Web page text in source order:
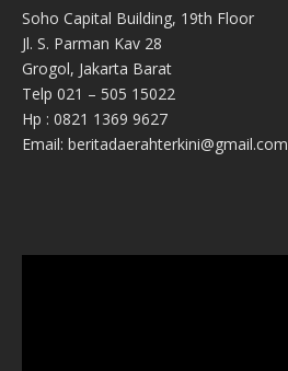
Soho Capital Building, 19th Floor
Jl. S. Parman Kav 28
Grogol, Jakarta Barat
Telp 021 – 505 15022
Hp : 0821 1369 9627
Email: beritadaerahterkini@gmail.com